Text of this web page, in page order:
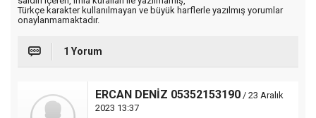
Türkçe karakter kullanılmayan ve büyük harflerle yazılmış yorumlar
onaylanmamaktadır.
1 Yorum
ERCAN DENİZ 05352153190 / 23 Aralık
2023 13:37